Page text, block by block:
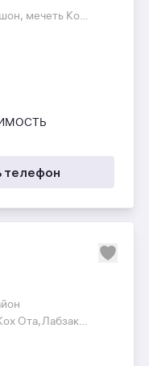
мечеть Кох
район
м по кадастр
телефон
Ота,Лабзак